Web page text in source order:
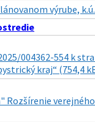
výrube,
004362-554 k
kraj“ (754,4
Rozšírenie